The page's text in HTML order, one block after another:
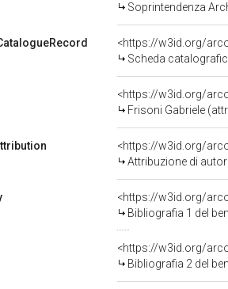
Soprintendenza
<https://w3id.org/
Scheda
<https://w3id.org/
Frisoni Gabriele
<https://w3id.org/
Attribuzione di
<https://w3id.org/
Bibliografia 1 del
<https://w3id.org/
Bibliografia 2 del